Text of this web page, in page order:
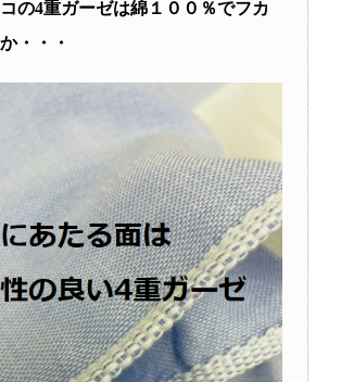
の4重ガーゼは綿１００％でフカ
・・・